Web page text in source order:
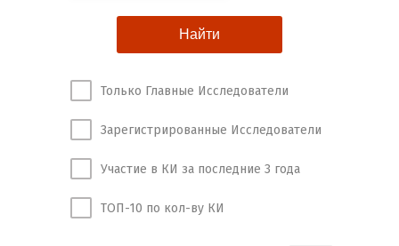
Только Главные Исследователи
Зарегистрированные Исследователи
Участие в КИ за последние 3 года
ТОП-10 по кол-ву КИ